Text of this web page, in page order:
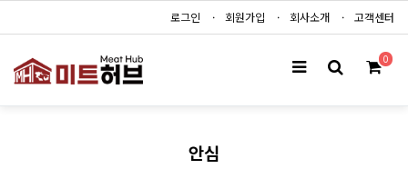
로그인 회원가입 회사소개 고객센터
0
안심